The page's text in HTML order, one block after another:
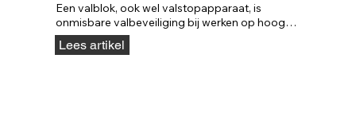
Een valblok, ook wel valstopapparaat, is
onmisbare valbeveiliging bij werken op hoogte.
Het blok stopt een val direct, vergelijkbaar met
een autogordel, zodat ernstig letsel wordt
Lees artikel